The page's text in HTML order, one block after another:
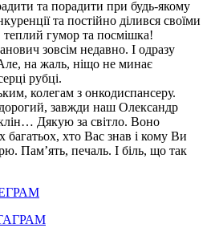
та порадити при будь-якому
та постійно ділився своїми
гумор та посмiшка!
зовсім недавно. І одразу
на жаль, ніщо не минає
рубці.
колегам з онкодиспансеру.
завжди наш Олександр
Дякую за світло. Воно
багатьох, хто Вас знав і кому Ви
Пам’ять, печаль. I біль, що так